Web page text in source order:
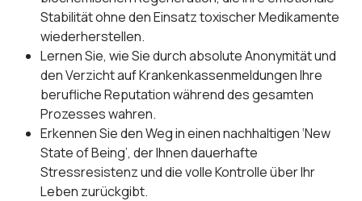
Stabilität ohne den Einsatz toxischer Medikamente
wiederherstellen.
Lernen Sie, wie Sie durch absolute Anonymität und
den Verzicht auf Krankenkassenmeldungen Ihre
berufliche Reputation während des gesamten
Prozesses wahren.
Erkennen Sie den Weg in einen nachhaltigen ‘New
State of Being’, der Ihnen dauerhafte
Stressresistenz und die volle Kontrolle über Ihr
Leben zurückgibt.